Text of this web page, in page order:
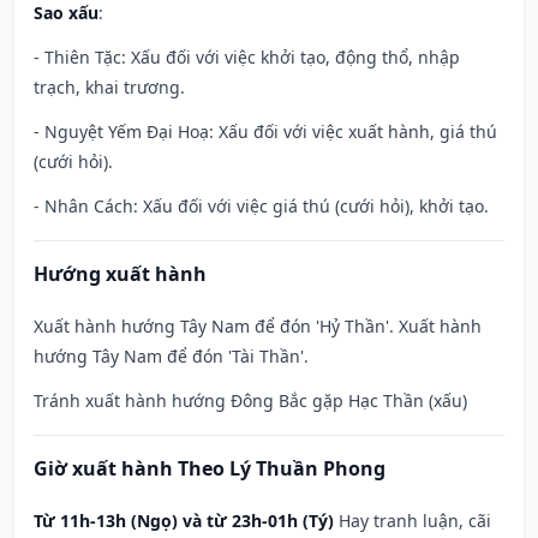
Sao xấu:
- Thiên Tặc: Xấu đối với việc khởi tạo, động thổ, nhập
trạch, khai trương.
- Nguyệt Yếm Đại Hoạ: Xấu đối với việc xuất hành, giá thú
(cưới hỏi).
- Nhân Cách: Xấu đối với việc giá thú (cưới hỏi), khởi tạo.
Hướng xuất hành
Xuất hành hướng Tây Nam để đón 'Hỷ Thần'. Xuất hành
hướng Tây Nam để đón 'Tài Thần'.
Tránh xuất hành hướng Đông Bắc gặp Hạc Thần (xấu)
Giờ xuất hành Theo Lý Thuần Phong
Từ 11h-13h (Ngọ) và từ 23h-01h (Tý) Hay tranh luận, cãi